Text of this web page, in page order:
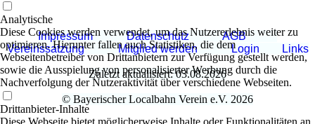
Impressum Datenschutz
AGB
Vereinssatzung
Mitglied werden Login Links
Zuletzt aktualisiert: 03.08.2026
© Bayerischer Localbahn Verein e.V. 2026
Analytische
Diese Cookies werden verwendet, um das Nutzererlebnis weiter zu
optimieren. Hierunter fallen auch Statistiken, die dem
Webseitenbetreiber von Drittanbietern zur Verfügung gestellt werden,
sowie die Ausspielung von personalisierter Werbung durch die
Nachverfolgung der Nutzeraktivität über verschiedene Webseiten.
Drittanbieter-Inhalte